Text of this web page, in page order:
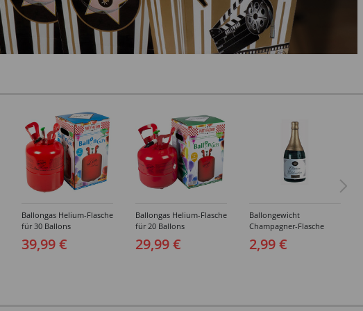
Ballongas Helium-Flasche
für 30 Ballons
39,99 €
Ballongas Helium-Flasche
für 20 Ballons
29,99 €
Ballongewicht
Champagner-Flasche
2,99 €